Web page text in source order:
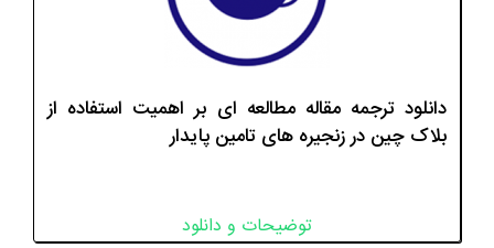
دانلود ترجمه مقاله مطالعه ای بر اهمیت استفاده از
بلاک چین در زنجیره های تامین پایدار
توضیحات و دانلود